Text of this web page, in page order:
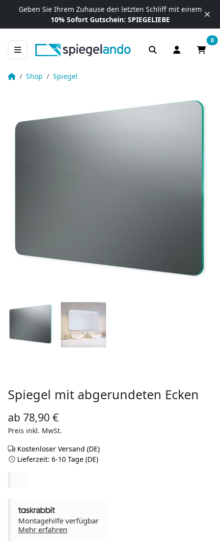
Zum Inhalt springen
Geben Sie Ihrem Zuhause den letzten Schliff mit einem
10% Sofort Gutschein: SPIEGELIEBE
Anmelden /
0
Startseite
Shop Spiegel
Spiegel mit abgerundeten Ecken
Spiegel mit abgerundeten Ecken
ab 78,90 €
Preis inkl. MwSt.
Kostenloser Versand (DE)
Lieferzeit: 6-10 Tage (DE)
Montagehilfe verfügbar
Mehr erfahren